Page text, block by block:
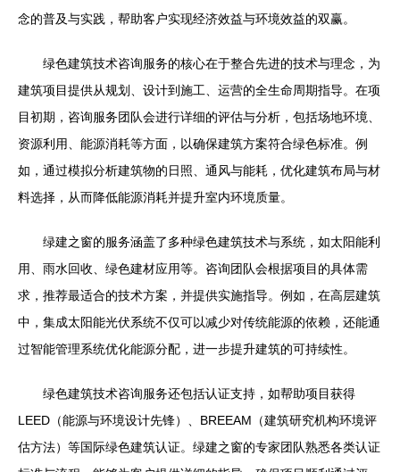
念的普及与实践，帮助客户实现经济效益与环境效益的双赢。
绿色建筑技术咨询服务的核心在于整合先进的技术与理念，为
建筑项目提供从规划、设计到施工、运营的全生命周期指导。在项
目初期，咨询服务团队会进行详细的评估与分析，包括场地环境、
资源利用、能源消耗等方面，以确保建筑方案符合绿色标准。例
如，通过模拟分析建筑物的日照、通风与能耗，优化建筑布局与材
料选择，从而降低能源消耗并提升室内环境质量。
绿建之窗的服务涵盖了多种绿色建筑技术与系统，如太阳能利
用、雨水回收、绿色建材应用等。咨询团队会根据项目的具体需
求，推荐最适合的技术方案，并提供实施指导。例如，在高层建筑
中，集成太阳能光伏系统不仅可以减少对传统能源的依赖，还能通
过智能管理系统优化能源分配，进一步提升建筑的可持续性。
绿色建筑技术咨询服务还包括认证支持，如帮助项目获得
LEED（能源与环境设计先锋）、BREEAM（建筑研究机构环境评
估方法）等国际绿色建筑认证。绿建之窗的专家团队熟悉各类认证